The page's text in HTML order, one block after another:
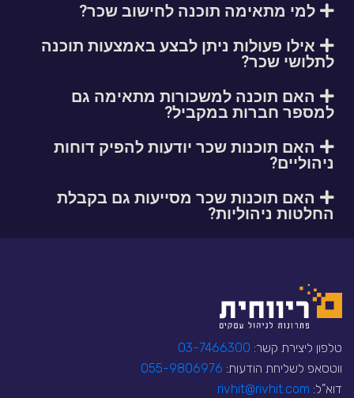
למי מתאימה תוכנה לחישוב שכר?
אילו פעולות ניתן לבצע באמצעות תוכנה
לתלושי שכר?
האם תוכנה למשכורות מתאימה גם
למספר חברות במקביל?
האם תוכנות שכר יודעות להפיק דוחות
ניהוליים?
האם תוכנות שכר מסייעות גם בקבלת
החלטות ניהוליות?
טלפון ליצירת קשר: 03-7466300
ווטסאפ לשליחת הודעות: 055-9806976
דוא"ל: rivhit@rivhit.com